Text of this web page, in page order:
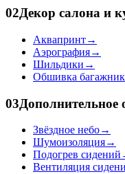
02Декор салона и
Аквапринт→
Аэрография→
Шильдики →
Обшивка
03Дополнительное
Звёздное небо→
Шумоизоляция→
Подогрев сидений
Вентиляция